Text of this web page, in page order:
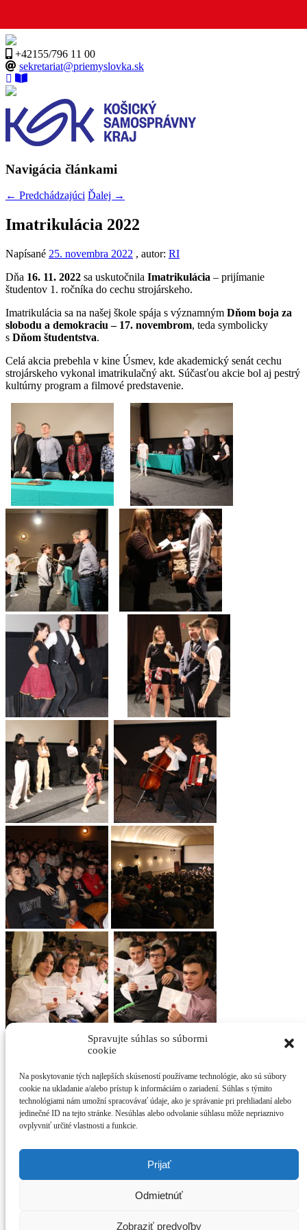
Spravujte súhlas so súbormi
cookie
Na poskytovanie tých najlepších skúseností používame technológie, ako sú súbory
cookie na ukladanie a/alebo prístup k informáciám o zariadení. Súhlas s týmito
technológiami nám umožní spracovávať údaje, ako je správanie pri prehliadaní alebo
jedinečné ID na tejto stránke. Nesúhlas alebo odvolanie súhlasu môže nepriaznivo
ovplyvniť určité vlastnosti a funkcie.
Prijať
Odmietnúť
Zobraziť predvoľby
+42155/796 11 00
sekretariat@priemyslovka.sk
Navigácia článkami
← Predchádzajúci Ďalej →
Imatrikulácia 2022
Napísané 25. novembra 2022 , autor: RI
Dňa 16. 11. 2022 sa uskutočnila Imatrikulácia – prijímanie
študentov 1. ročníka do cechu strojárskeho.
Imatrikulácia sa na našej škole spája s významným Dňom boja za
slobodu a demokraciu – 17. novembrom, teda symbolicky
s Dňom študentstva.
Celá akcia prebehla v kine Úsmev, kde akademický senát cechu
strojárskeho vykonal imatrikulačný akt. Súčasťou akcie bol aj pestrý
kultúrny program a filmové predstavenie.
Nezaradené by
sekretariat@priemyslovka.sk